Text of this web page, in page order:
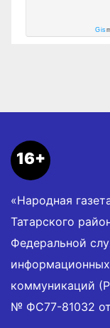
Gis
16+
«Народная
Татарского
Федеральной
коммуникаций
№ ФС77-81032 от